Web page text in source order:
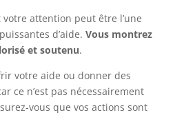
attention peut être l’une
d’aide. Vous montrez
et soutenu.
votre aide ou donner des
ce n’est pas nécessairement
vous que vos actions sont